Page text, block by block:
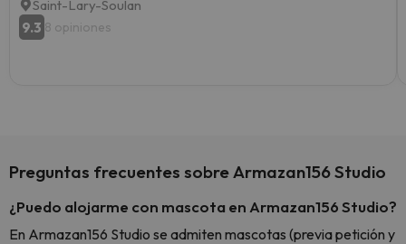
Saint-Lary-Soulan
9.3 8 opiniones
Preguntas frecuentes sobre Armazan156 Studio
¿Puedo alojarme con mascota en Armazan156 Studio?
En Armazan156 Studio se admiten mascotas (previa petición y